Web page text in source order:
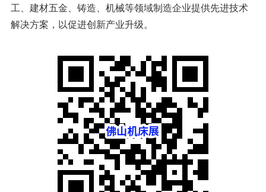
工、建材五金、铸造、机械等领域制造企业提供先进技术
解决方案，以促进创新产业升级。